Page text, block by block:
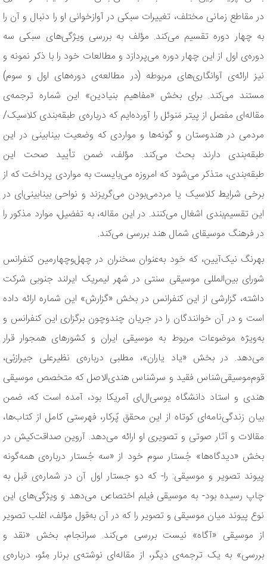
در مقاطع زمانی مختلف، تغییرات سبکی در آوازخوانی او را دنبال و آن را
به چهار دوره تقسیم می‌کند. مؤلف به بررسی ویژگی‌های سبکی سه
دوره‌ی اول از این چهار دوره می‌پردازد و مطالعات خود را با ذکر نمونه و
نیز ارائه‌ی آوانگاری‌های مربوطه (در مطالعه‌ی دوره‌های اول و سوم)
مستند می‌کند. برای بخش «مفاهیم بنیادین» این شماره ترجمه‌ی
مقاله‌ای مفصل از پیتر مَنوئل را آورده‌ایم که درباره‌ی طبقه‌بندی کلاسیک/
مردمی در هندوستان و گونه‌ها و مواردی که وضعیت بینابینی در این
طبقه‌بندی دارند بحث می‌کند. مؤلف، ضمن تأیید صحت این
طبقه‌بندی، متذکر می‌شود که امروزه می‌بایست به مواردی پرداخت که از
برخی شرایط کلاسیک یا مردمی‌بودن می‌گریزند و نواحی بینابینی‌ای در
این تقسیم‌بندی اشغال می‌کنند. در این مقاله، به تفضیل، موارد مذکور را
در فرهنگ موسیقای شمال هند بررسی می‌کند.
بهرنگ نیک‌آیین، که خود به‌عنوان سخنران در چهل‌و‌چهارمین کنفرانس
شورای بین‌المللی موسیقی سنتی در شهر لیمریک ایرلند جنوبی شرکت
داشته، گزارشی از این کنفرانس در بخش «گزارش» این شماره ارائه داده
است و در آن خوانندگان را در جریان چندوچون برگزاری این کنفرانس و
به‌ویژه موضوعات مربوط به موسیقی ایران و کشورهای همجوار قرار
می‌دهد. در بخش «یاد یاران»، مطلبی درباره‌ی نظیرعلی جیرازبُی،
قوم‌موسیقی‌شناس فقید و سرشناس هندی‌الاصل که متخصص موسیقی
هندی و استاد دانشگاه یوسی‌ال‌ای آمریکا بود، آمده است که، ضمن
بیان زندگی‌نامه‌ای کوتاه از این محقق پًرکار، فهرستی کامل از کتاب‌ها،
مقالات و آثار صوتی و تصویری او ارائه می‌دهد. آروین صداقت‌کیش در
بخش «دیدگاه‌ها» جُستار سوم خود از «سه جُستار درباره‌ی همه‌گونه
پیوند تصویر و موسیقی: را- که دو جستار اول آن در شماره‌ی قبل به
چاپ رسیده بود- به موسیقی فیلم اختصاص می‌دهد و ویژگی‌های این
نوع پیوند میان موسیقی و تصویر را که در آن به‌قول مؤلف، اغلب تصویر
از موسیقی «آگاه» نیست بررسی می‌کند. سرانجام، بخش «نقد و
بررسی» به یک ترجمه‌ی دیگر، از مقاله‌ای نوشته‌ی برنار مِئو، درباره‌ی